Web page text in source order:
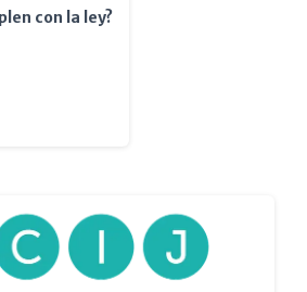
con la ley?